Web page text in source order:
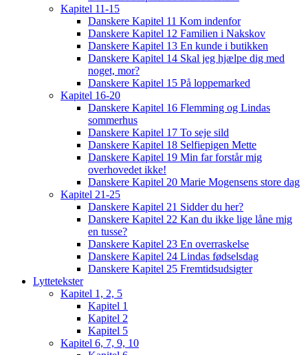
Kapitel 11-15
Danskere Kapitel 11 Kom indenfor
Danskere Kapitel 12 Familien i Nakskov
Danskere Kapitel 13 En kunde i butikken
Danskere Kapitel 14 Skal jeg hjælpe dig med
noget, mor?
Danskere Kapitel 15 På loppemarked
Kapitel 16-20
Danskere Kapitel 16 Flemming og Lindas
sommerhus
Danskere Kapitel 17 To seje sild
Danskere Kapitel 18 Selfiepigen Mette
Danskere Kapitel 19 Min far forstår mig
overhovedet ikke!
Danskere Kapitel 20 Marie Mogensens store dag
Kapitel 21-25
Danskere Kapitel 21 Sidder du her?
Danskere Kapitel 22 Kan du ikke lige låne mig
en tusse?
Danskere Kapitel 23 En overraskelse
Danskere Kapitel 24 Lindas fødselsdag
Danskere Kapitel 25 Fremtidsudsigter
Lyttetekster
Kapitel 1, 2, 5
Kapitel 1
Kapitel 2
Kapitel 5
Kapitel 6, 7, 9, 10